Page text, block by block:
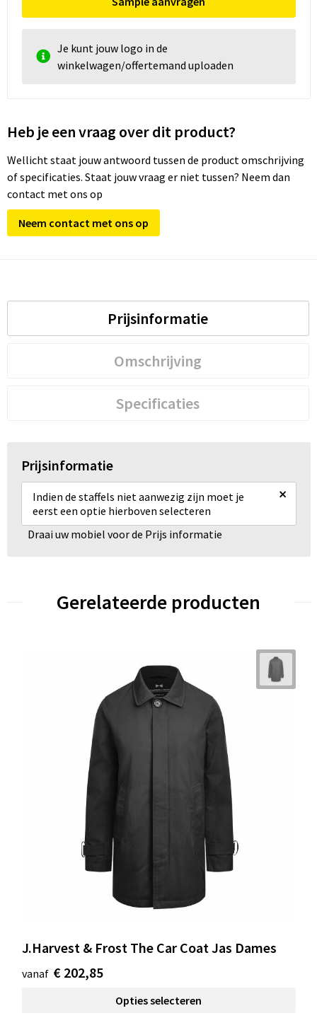
Je kunt jouw logo in de
winkelwagen/offertemand uploaden
Heb je een vraag over dit product?
Wellicht staat jouw antwoord tussen de product omschrijving
of specificaties. Staat jouw vraag er niet tussen? Neem dan
contact met ons op
Neem contact met ons op
Prijsinformatie
Omschrijving
Specificaties
Prijsinformatie
Indien de staffels niet aanwezig zijn moet je
eerst een optie hierboven selecteren
×
Draai uw mobiel voor de Prijs informatie
Gerelateerde producten
J.Harvest & Frost The Car Coat Jas Dames
vanaf € 202,85
Opties selecteren